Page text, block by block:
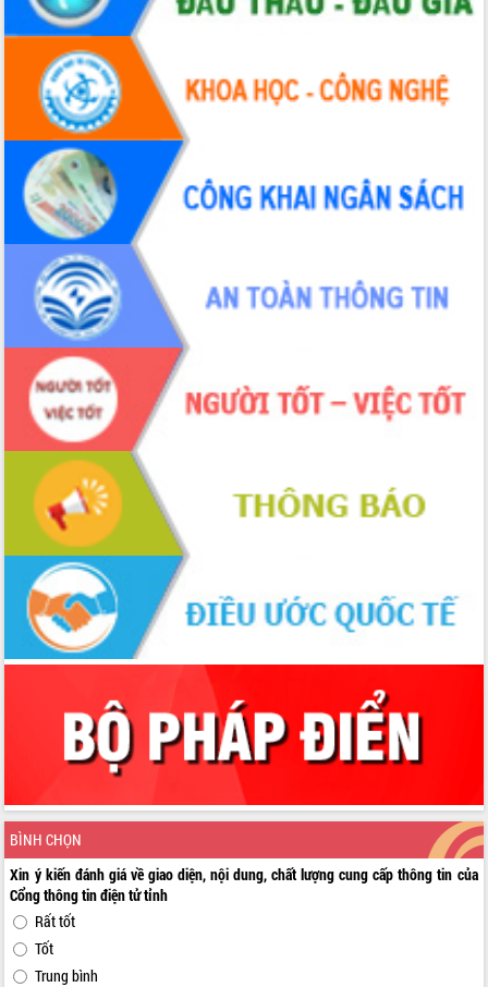
BÌNH CHỌN
Xin ý kiến đánh giá về giao diện, nội dung, chất lượng cung cấp thông tin của
Cổng thông tin điện tử tỉnh
Rất tốt
Tốt
Trung bình